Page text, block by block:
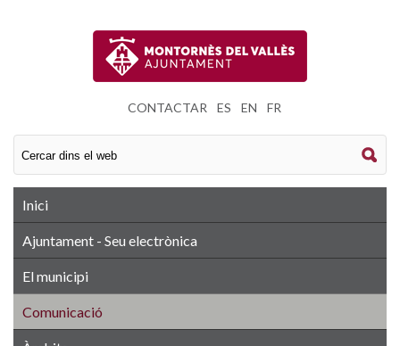
CONTACTAR ES EN FR
Inici
Ajuntament - Seu electrònica
El municipi
Comunicació